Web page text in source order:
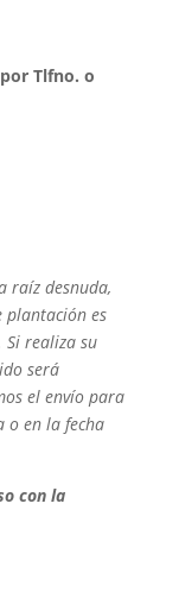
Tlfno. o
raíz desnuda,
plantación es
realiza su
será
el envío para
o en la fecha
con la